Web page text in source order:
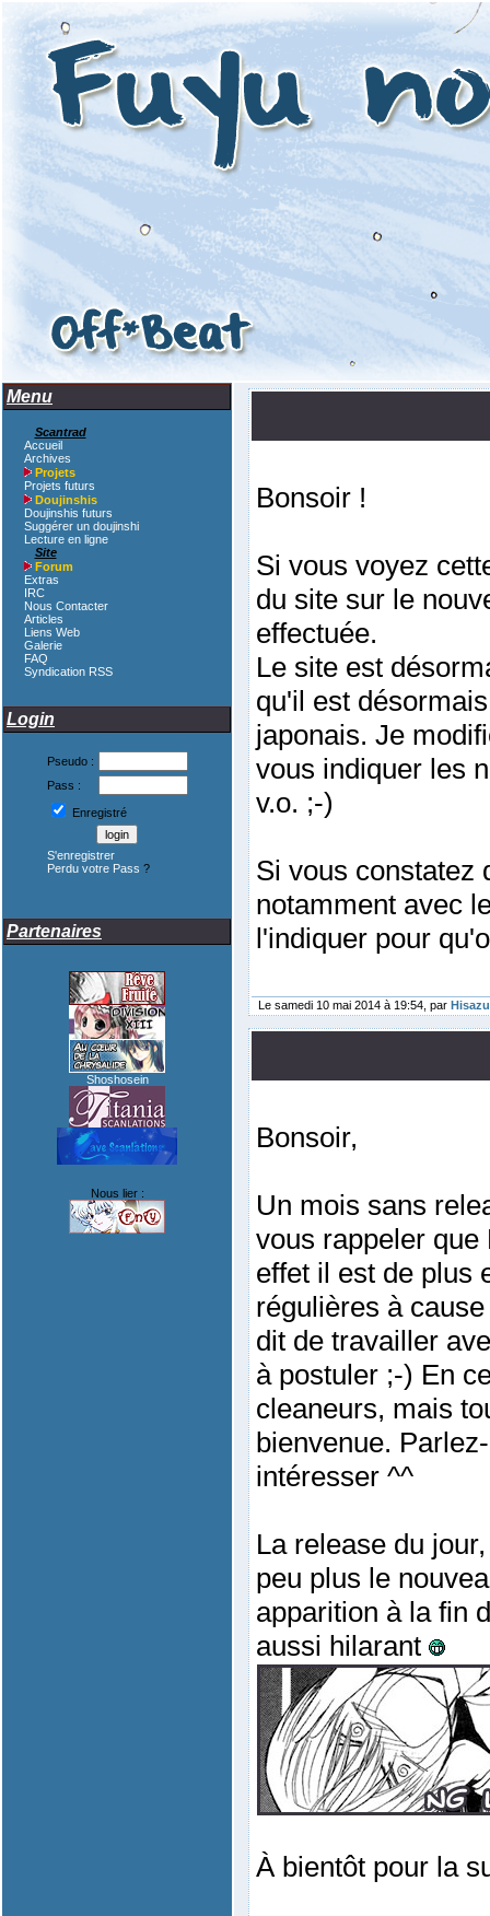
Menu
Scantrad
Accueil
Archives
Projets
Projets futurs
Doujinshis
Doujinshis futurs
Suggérer un doujinshi
Lecture en ligne
Site
Forum
Extras
IRC
Nous Contacter
Articles
Liens Web
Galerie
FAQ
Syndication RSS
Login
Pseudo :
Pass :
Enregistré
S'enregistrer
Perdu votre Pass ?
Partenaires
Shoshosein
Nous lier :
Bonsoir !
Si vous voyez
du site sur le
effectuée.
Le site est
qu'il est
japonais. Je
vous indiquer les
v.o. ;-)
Si vous constatez
notamment avec
l'indiquer pour
Le samedi 10 mai 2014 à 19:54, par
Bonsoir,
Un mois sans
vous rappeler que
effet il est de plus
régulières à
dit de travailler
à postuler ;-) En
cleaneurs, mais
bienvenue.
intéresser ^^
La release du
peu plus le
apparition à la fin
aussi hilarant
À bientôt pour la